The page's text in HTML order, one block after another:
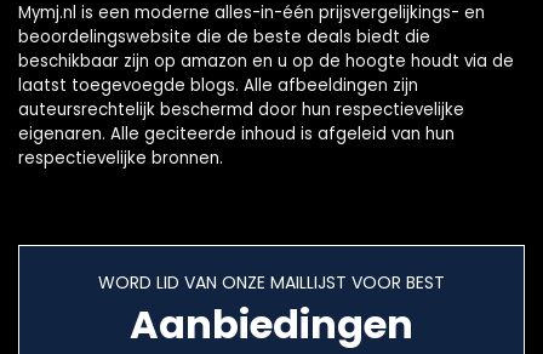
Mymj.nl is een moderne alles-in-één prijsvergelijkings- en
beoordelingswebsite die de beste deals biedt die
beschikbaar zijn op amazon en u op de hoogte houdt via de
laatst toegevoegde blogs. Alle afbeeldingen zijn
auteursrechtelijk beschermd door hun respectievelijke
eigenaren. Alle geciteerde inhoud is afgeleid van hun
respectievelijke bronnen.
WORD LID VAN ONZE MAILLIJST VOOR BEST
Aanbiedingen